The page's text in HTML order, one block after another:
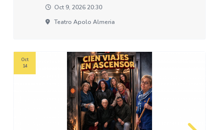
Oct 9, 2026 20:30
Teatro Apolo Almeria
Oct
14